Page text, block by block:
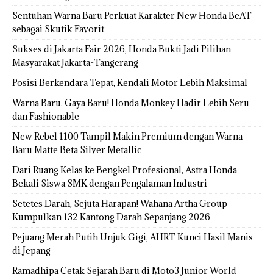
Sentuhan Warna Baru Perkuat Karakter New Honda BeAT
sebagai Skutik Favorit
Sukses di Jakarta Fair 2026, Honda Bukti Jadi Pilihan
Masyarakat Jakarta-Tangerang
Posisi Berkendara Tepat, Kendali Motor Lebih Maksimal
Warna Baru, Gaya Baru! Honda Monkey Hadir Lebih Seru
dan Fashionable
New Rebel 1100 Tampil Makin Premium dengan Warna
Baru Matte Beta Silver Metallic
Dari Ruang Kelas ke Bengkel Profesional, Astra Honda
Bekali Siswa SMK dengan Pengalaman Industri
Setetes Darah, Sejuta Harapan! Wahana Artha Group
Kumpulkan 132 Kantong Darah Sepanjang 2026
Pejuang Merah Putih Unjuk Gigi, AHRT Kunci Hasil Manis
di Jepang
Ramadhipa Cetak Sejarah Baru di Moto3 Junior World